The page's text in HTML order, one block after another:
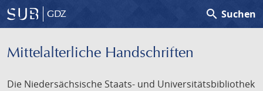
GDZ search Suchen
Mittelalterliche Handschriften
Die Niedersächsische Staats- und Universitätsbibliothek